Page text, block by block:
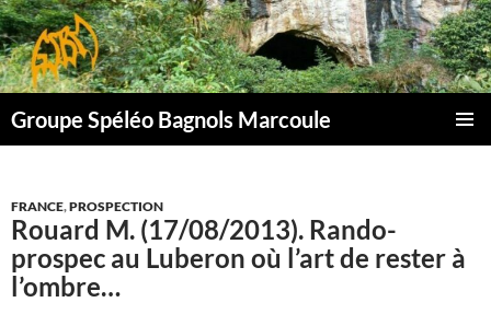
Aller
au
contenu
Groupe Spéléo Bagnols Marcoule
FRANCE,PROSPECTION
Rouard M. (17/08/2013). Rando-
prospec au Luberon où l’art de rester à
l’ombre…